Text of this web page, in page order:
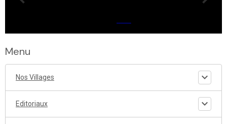
Menu
Nos Villages
Editoriaux